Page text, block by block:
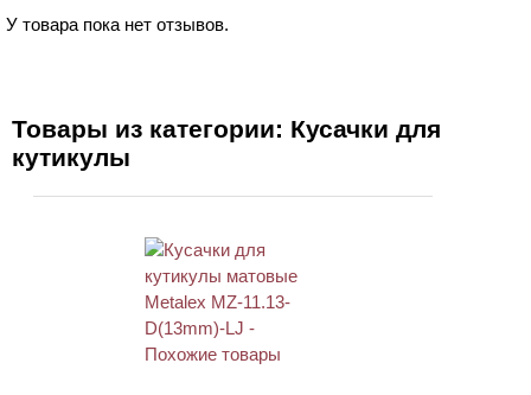
У товара пока нет отзывов.
Товары из категории: Кусачки для
кутикулы